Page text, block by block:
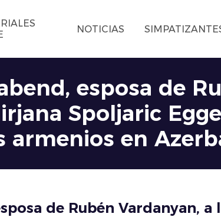
NOTICIAS
esposa de
Spoljaric
armenios en
de Rubén Vardanyan, a